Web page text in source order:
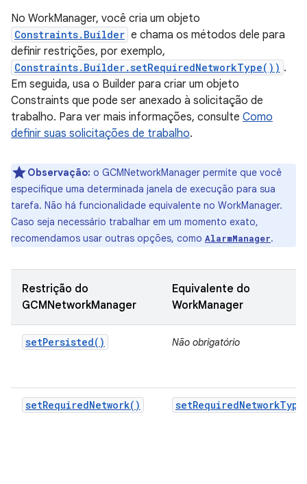
No WorkManager, você cria um objeto
Constraints.Builder e chama os métodos dele para
definir restrições, por exemplo,
Constraints.Builder.setRequiredNetworkType()) .
Em seguida, usa o Builder para criar um objeto
Constraints que pode ser anexado à solicitação de
trabalho. Para ver mais informações, consulte Como
definir suas solicitações de trabalho.
Observação: o GCMNetworkManager permite que você
especifique uma determinada janela de execução para sua
tarefa. Não há funcionalidade equivalente no WorkManager.
Caso seja necessário trabalhar em um momento exato,
recomendamos usar outras opções, como AlarmManager.
Restrição do
GCMNetworkManager
Equivalente do
WorkManager
setPersisted() Não obrigatório
setRequiredNetwork()